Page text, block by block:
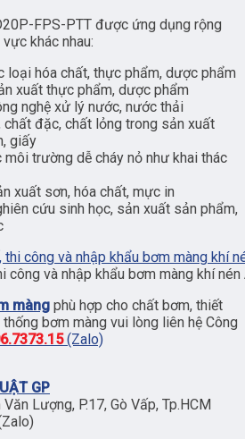
FPS-PTT được ứng dụng rộng
khác nhau:
loại hóa chất, thực phẩm, dược phẩm
xuất thực phẩm, dược phẩm
nghệ xử lý nước, nước thải
chất đặc, chất lỏng trong sản xuất
giấy
trường dễ cháy nỏ như khai thác
xuất sơn, hóa chất, mực in
cứu sinh học, sản xuất sản phẩm,
công và nhập khẩu bơm màng khí nén
màng phù hợp cho chất bơm, thiết
bơm màng vui lòng liên hệ Công
(Zalo)
GP
Lượng, P.17, Gò Vấp, Tp.HCM